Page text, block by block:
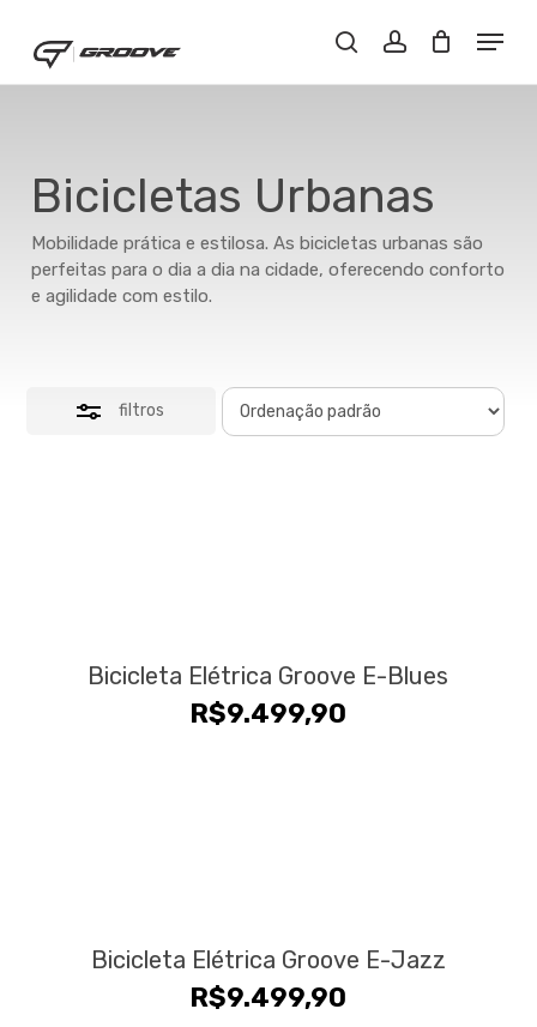
main
content
Buscar..account
Menu
Bicicletas Urbanas
Mobilidade prática e estilosa. As bicicletas urbanas são
perfeitas para o dia a dia na cidade, oferecendo conforto
e agilidade com estilo.
filtros
Close
Bicicleta Elétrica Groove E-Blues
R$9.499,90
Bicicleta Elétrica Groove E-Jazz
R$9.499,90